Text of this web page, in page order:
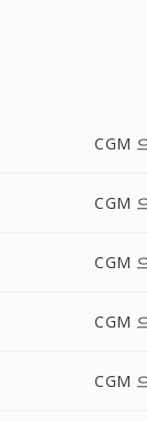
CGM
CGM
CGM
CGM
CGM